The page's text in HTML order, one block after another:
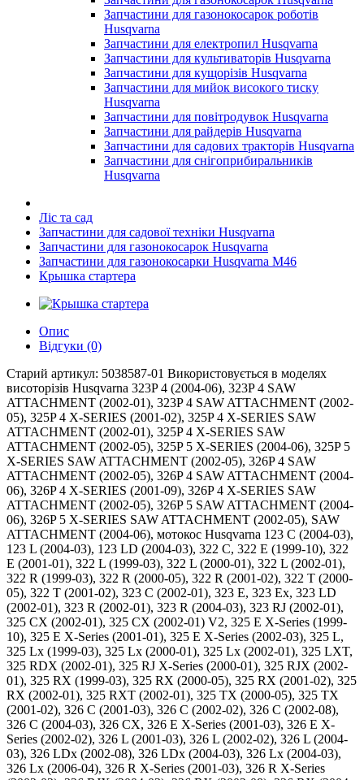
Запчастини для газонокосарок роботів
Husqvarna
Запчастини для електропил Husqvarna
Запчастини для культиваторів Husqvarna
Запчастини для кущорізів Husqvarna
Запчастини для мийок високого тиску
Husqvarna
Запчастини для повітродувок Husqvarna
Запчастини для райдерів Husqvarna
Запчастини для садових тракторів Husqvarna
Запчастини для снігоприбиральників
Husqvarna
Ліс та сад
Запчастини для садової техніки Husqvarna
Запчастини для газонокосарок Husqvarna
Запчастини для газонокосарки Husqvarna M46
Крышка стартера
Опис
Відгуки (0)
Старий артикул: 5038587-01 Використовується в моделях
висоторізів Husqvarna 323P 4 (2004-06), 323P 4 SAW
ATTACHMENT (2002-01), 323P 4 SAW ATTACHMENT (2002-
05), 325P 4 X-SERIES (2001-02), 325P 4 X-SERIES SAW
ATTACHMENT (2002-01), 325P 4 X-SERIES SAW
ATTACHMENT (2002-05), 325P 5 X-SERIES (2004-06), 325P 5
X-SERIES SAW ATTACHMENT (2002-05), 326P 4 SAW
ATTACHMENT (2002-05), 326P 4 SAW ATTACHMENT (2004-
06), 326P 4 X-SERIES (2001-09), 326P 4 X-SERIES SAW
ATTACHMENT (2002-05), 326P 5 SAW ATTACHMENT (2004-
06), 326P 5 X-SERIES SAW ATTACHMENT (2002-05), SAW
ATTACHMENT (2004-06), мотокос Husqvarna 123 C (2004-03),
123 L (2004-03), 123 LD (2004-03), 322 C, 322 E (1999-10), 322
E (2001-01), 322 L (1999-03), 322 L (2000-01), 322 L (2002-01),
322 R (1999-03), 322 R (2000-05), 322 R (2001-02), 322 T (2000-
05), 322 T (2001-02), 323 C (2002-01), 323 E, 323 Ex, 323 LD
(2002-01), 323 R (2002-01), 323 R (2004-03), 323 RJ (2002-01),
325 CX (2002-01), 325 CX (2002-01) V2, 325 E X-Series (1999-
10), 325 E X-Series (2001-01), 325 E X-Series (2002-03), 325 L,
325 Lx (1999-03), 325 Lx (2000-01), 325 Lx (2002-01), 325 LXT,
325 RDX (2002-01), 325 RJ X-Series (2000-01), 325 RJX (2002-
01), 325 RX (1999-03), 325 RX (2000-05), 325 RX (2001-02), 325
RX (2002-01), 325 RXT (2002-01), 325 TX (2000-05), 325 TX
(2001-02), 326 C (2001-03), 326 C (2002-02), 326 C (2002-08),
326 C (2004-03), 326 CX, 326 E X-Series (2001-03), 326 E X-
Series (2002-02), 326 L (2001-03), 326 L (2002-02), 326 L (2004-
03), 326 LDx (2002-08), 326 LDx (2004-03), 326 Lx (2004-03),
326 Lx (2006-04), 326 R X-Series (2001-03), 326 R X-Series